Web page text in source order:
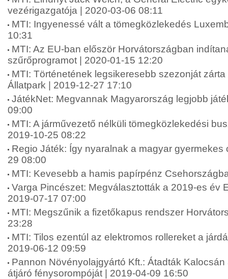
vezérigazgatója | 2020-03-06 08:11
MTI: Ingyenessé vált a tömegközlekedés
10:31
MTI: Az EU-ban először Horvátországban
szűrőprogramot | 2020-01-15 12:20
MTI: Történetének legsikeresebb szezonját
Állatpark | 2019-12-27 17:10
JátékNet: Megvannak Magyarország legjobb
09:00
MTI: A járművezető nélküli tömegközlekedési
2019-10-25 08:22
Regio Játék: Így nyaralnak a magyar gyermekes
29 08:00
MTI: Kevesebb a hamis papírpénz
Varga Pincészet: Megválasztották a 2019-es év
2019-07-17 07:00
MTI: Megszűnik a fizetőkapus rendszer
23:28
MTI: Tilos ezentúl az elektromos rollereket a
2019-06-12 09:59
Pannon Növényolajgyártó Kft.: Átadták
átjáró fénysorompóját | 2019-04-09 16:50